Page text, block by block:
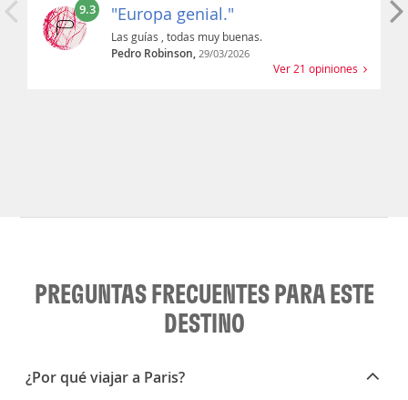
9.3 "Europa genial."
Las guías , todas muy buenas.
Pedro Robinson, 29/03/2026
Ver 21 opiniones
PREGUNTAS FRECUENTES PARA ESTE
DESTINO
¿Por qué viajar a Paris?